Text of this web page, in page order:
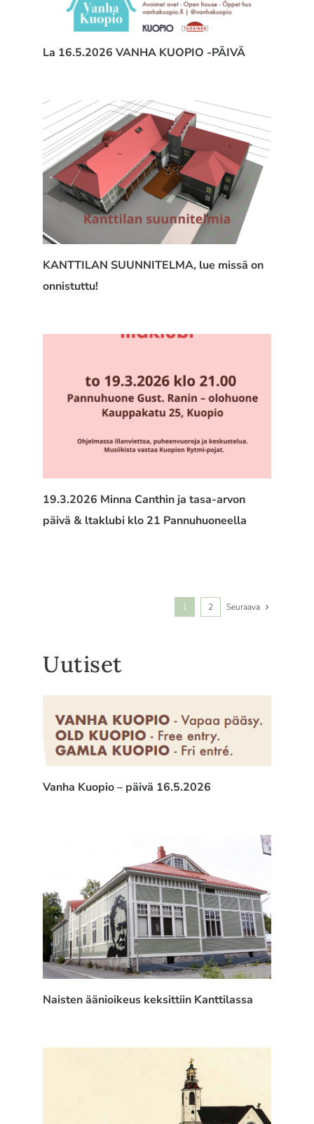
La 16.5.2026 VANHA KUOPIO -PÄIVÄ
KANTTILAN SUUNNITELMA, lue missä on
onnistuttu!
19.3.2026 Minna Canthin ja tasa-arvon
päivä & ltaklubi klo 21 Pannuhuoneella
1 2 Seuraava
Uutiset
Vanha Kuopio – päivä 16.5.2026
Naisten äänioikeus keksittiin Kanttilassa